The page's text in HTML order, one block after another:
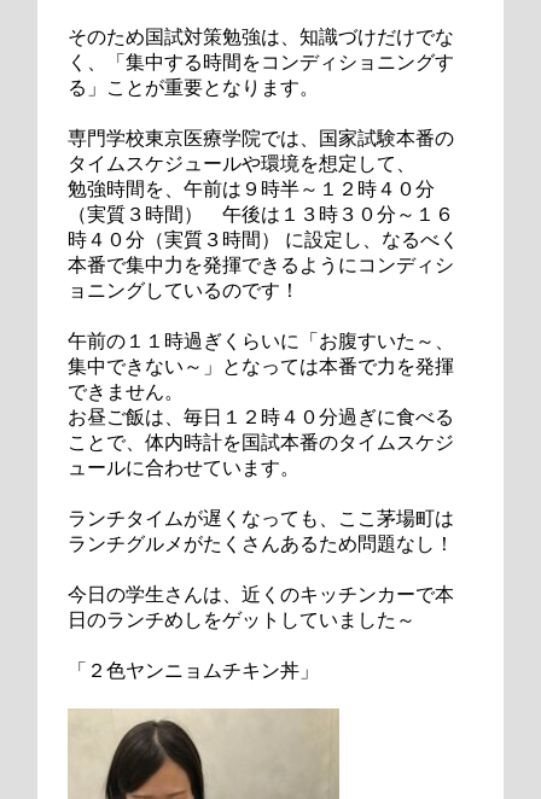
そのため国試対策勉強は、知識づけだけでな
く、「集中する時間をコンディショニングす
る」ことが重要となります。
専門学校東京医療学院では、国家試験本番の
タイムスケジュールや環境を想定して、
勉強時間を、午前は９時半～１２時４０分
（実質３時間） 午後は１３時３０分～１６
時４０分（実質３時間） に設定し、なるべく
本番で集中力を発揮できるようにコンディシ
ョニングしているのです！
午前の１１時過ぎくらいに「お腹すいた～、
集中できない～」となっては本番で力を発揮
できません。
お昼ご飯は、毎日１２時４０分過ぎに食べる
ことで、体内時計を国試本番のタイムスケジ
ュールに合わせています。
ランチタイムが遅くなっても、ここ茅場町は
ランチグルメがたくさんあるため問題なし！
今日の学生さんは、近くのキッチンカーで本
日のランチめしをゲットしていました～
「２色ヤンニョムチキン丼」